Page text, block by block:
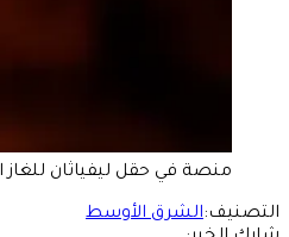
منصة في حقل ليفياثان للغاز
التصنيف:الشرق الأوسط